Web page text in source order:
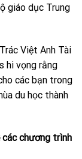
giáo dục Trung
Việt Anh Tài
hi vọng rằng
các bạn trong
du học thành
chương trình